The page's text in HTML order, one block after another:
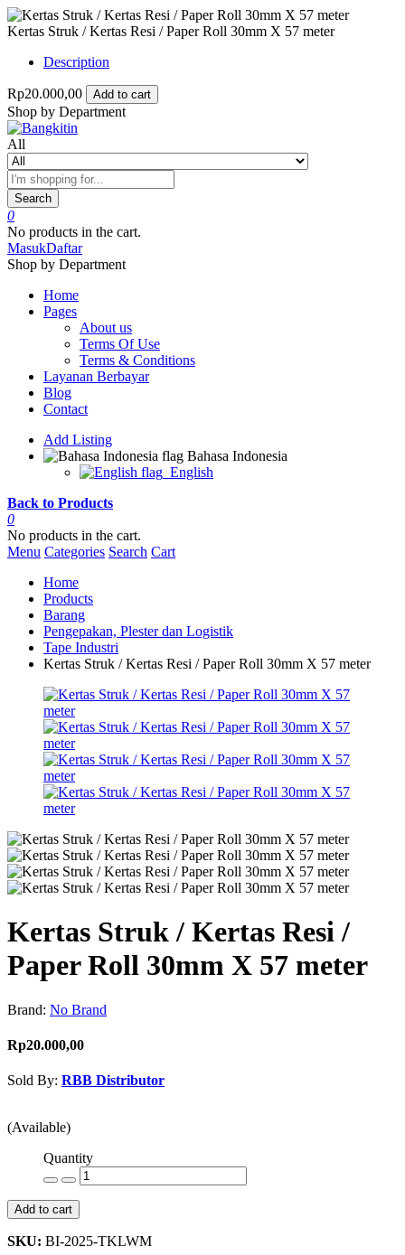
Kertas Struk / Kertas Resi / Paper Roll 30mm X 57 meter
Description
Rp20.000,00 Add to cart
Shop by Department
All
Search
0
No products in the cart.
MasukDaftar
Shop by Department
Home
Pages
About us
Terms Of Use
Terms & Conditions
Layanan Berbayar
Blog
Contact
Add Listing
Bahasa Indonesia
English
Back to Products
0
No products in the cart.
Menu Categories Search Cart
Home
Products
Barang
Pengepakan, Plester dan Logistik
Tape Industri
Kertas Struk / Kertas Resi / Paper Roll 30mm X 57 meter
Kertas Struk / Kertas Resi /
Paper Roll 30mm X 57 meter
Brand: No Brand
Rp20.000,00
Sold By: RBB Distributor
(Available)
Quantity
Add to cart
SKU: BI-2025-TKLWM